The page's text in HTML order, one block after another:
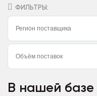
ФИЛЬТРЫ:
В нашей базе